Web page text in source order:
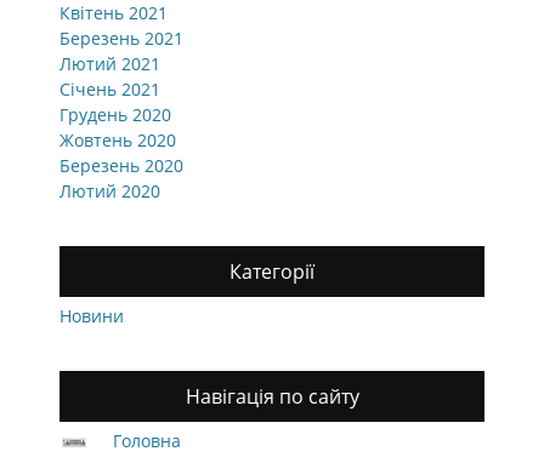
Квітень 2021
Березень 2021
Лютий 2021
Січень 2021
Грудень 2020
Жовтень 2020
Березень 2020
Лютий 2020
Категорії
Новини
Навігація по сайту
Головна